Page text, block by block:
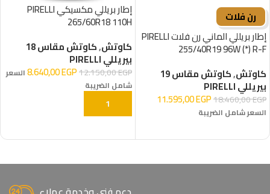
رن فلات
إطار بريللي الماني رن فلات PIRELLI
255/40R19 96W (*) R-F
كاوتش,كاوتش مقاس 19
بيريللي PIRELLI
18.460,00EGP
11.595,00EGP
السعر شامل الضريبة
إطار بريللي مكسيكي PIRELLI
265/60R18 110H
كاوتش,كاوتش مقاس 18
بيريللي PIRELLI
12.150,00EGP
8.640,00EGP
السعر
شامل الضريبة
إضافة إلى السلة